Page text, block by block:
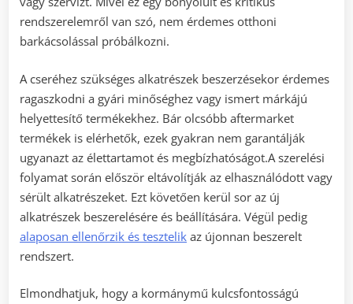
rendszerelemről van szó, nem érdemes otthoni
barkácsolással próbálkozni.
A cseréhez szükséges alkatrészek beszerzésekor érdemes
ragaszkodni a gyári minőséghez vagy ismert márkájú
helyettesítő termékekhez. Bár olcsóbb aftermarket
termékek is elérhetők, ezek gyakran nem garantálják
ugyanazt az élettartamot és megbízhatóságot.A szerelési
folyamat során először eltávolítják az elhasználódott vagy
sérült alkatrészeket. Ezt követően kerül sor az új
alkatrészek beszerelésére és beállítására. Végül pedig
alaposan ellenőrzik és tesztelik az újonnan beszerelt
rendszert.
Elmondhatjuk, hogy a kormánymű kulcsfontosságú